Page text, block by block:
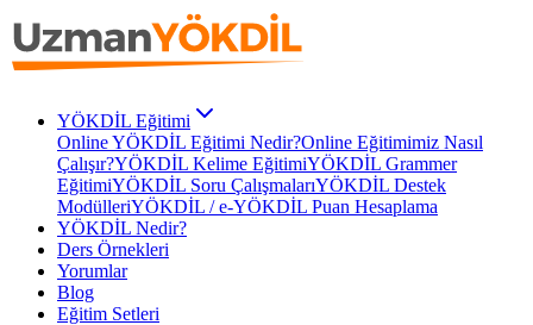
YÖKDİL Eğitimi
Online YÖKDİL Eğitimi Nedir?Online Eğitimimiz Nasıl
Çalışır?YÖKDİL Kelime EğitimiYÖKDİL Grammer
EğitimiYÖKDİL Soru ÇalışmalarıYÖKDİL Destek
ModülleriYÖKDİL / e-YÖKDİL Puan Hesaplama
YÖKDİL Nedir?
Ders Örnekleri
Yorumlar
Blog
Eğitim Setleri